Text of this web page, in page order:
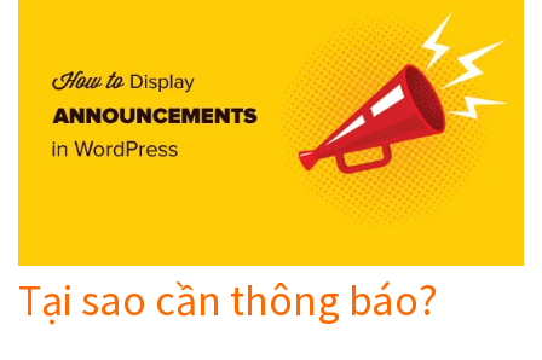
Tại sao cần thông báo?